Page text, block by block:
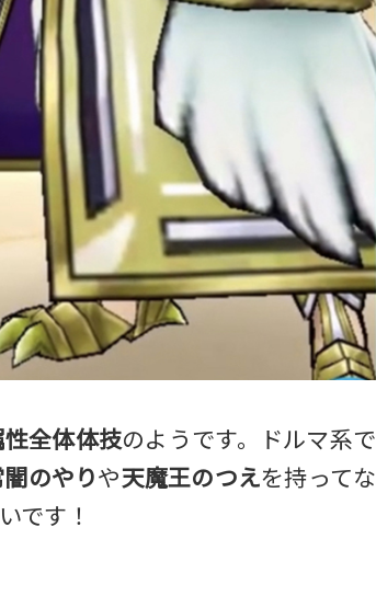
性全体体技のようです。ドルマ系で
のやりや天魔王のつえを持ってな
です！